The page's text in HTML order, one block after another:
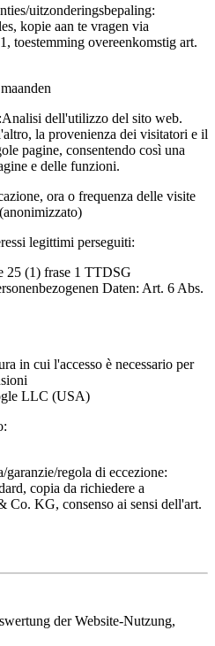
uitzonderingsbepaling:
kopie aan te vragen via
toestemming overeenkomstig art.
Analisi dell'utilizzo del sito web.
la provenienza dei visitatori e il
pagine, consentendo così una
e delle funzioni.
ora o frequenza delle visite
legittimi perseguiti:
25 (1) frase 1 TTDSG
Daten: Art. 6 Abs.
in cui l'accesso è necessario per
LLC (USA)
garanzie/regola di eccezione:
copia da richiedere a
Co. KG, consenso ai sensi dell'art.
der Website-Nutzung,